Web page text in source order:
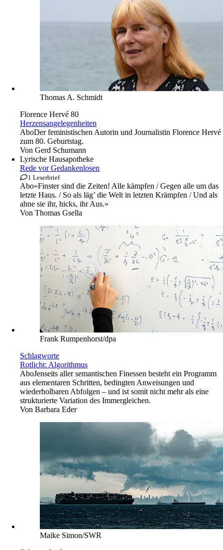
Thomas A. Schmidt
Florence Hervé 80
Herzensangelegenheiten
AboDer feministischen Autorin und Journalistin Florence Hervé
zum 80. Geburtstag.
Von Gerd Schumann
Lyrische Hausapotheke
Rede vor Gedankenlosen
1 Leserbrief
Abo»Finster sind die Zeiten! Alle kämpfen / Gegen alle um das
letzte Haus. / So als läg’ die Welt in letzten Krämpfen / Und als
ahne sie ihr, hicks, ihr Aus.«
Von Thomas Gsella
Frank Rumpenhorst/dpa
Schlagworte
Rotlicht: Algorithmus
AboJenseits aller semantischen Finessen besteht ein Programm
aus elementaren Schritten, bedingten Anweisungen und
wiederholbaren Abfolgen – und ist somit nicht mehr als eine
strukturierte Variation des Immergleichen.
Von Barbara Eder
Maike Simon/SWR